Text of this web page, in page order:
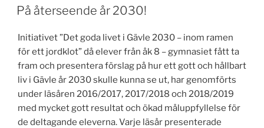
På återseende år 2030!
Initiativet ”Det goda livet i Gävle 2030 – inom ramen
för ett jordklot” då elever från åk 8 – gymnasiet fått ta
fram och presentera förslag på hur ett gott och hållbart
liv i Gävle år 2030 skulle kunna se ut, har genomförts
under läsåren 2016/2017, 2017/2018 och 2018/2019
med mycket gott resultat och ökad måluppfyllelse för
de deltagande eleverna. Varje läsår presenterade